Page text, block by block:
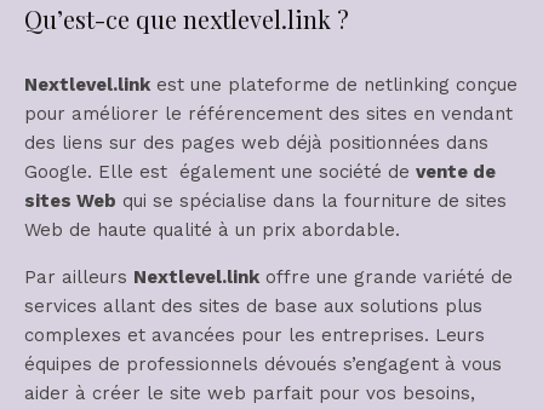
Qu’est-ce que nextlevel.link ?
Nextlevel.link est une plateforme de netlinking conçue
pour améliorer le référencement des sites en vendant
des liens sur des pages web déjà positionnées dans
Google. Elle est également une société de vente de
sites Web qui se spécialise dans la fourniture de sites
Web de haute qualité à un prix abordable.
Par ailleurs Nextlevel.link offre une grande variété de
services allant des sites de base aux solutions plus
complexes et avancées pour les entreprises. Leurs
équipes de professionnels dévoués s’engagent à vous
aider à créer le site web parfait pour vos besoins,